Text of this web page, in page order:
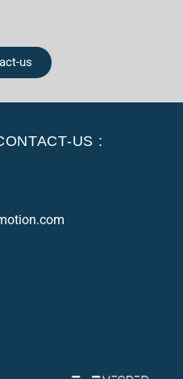
us
US :